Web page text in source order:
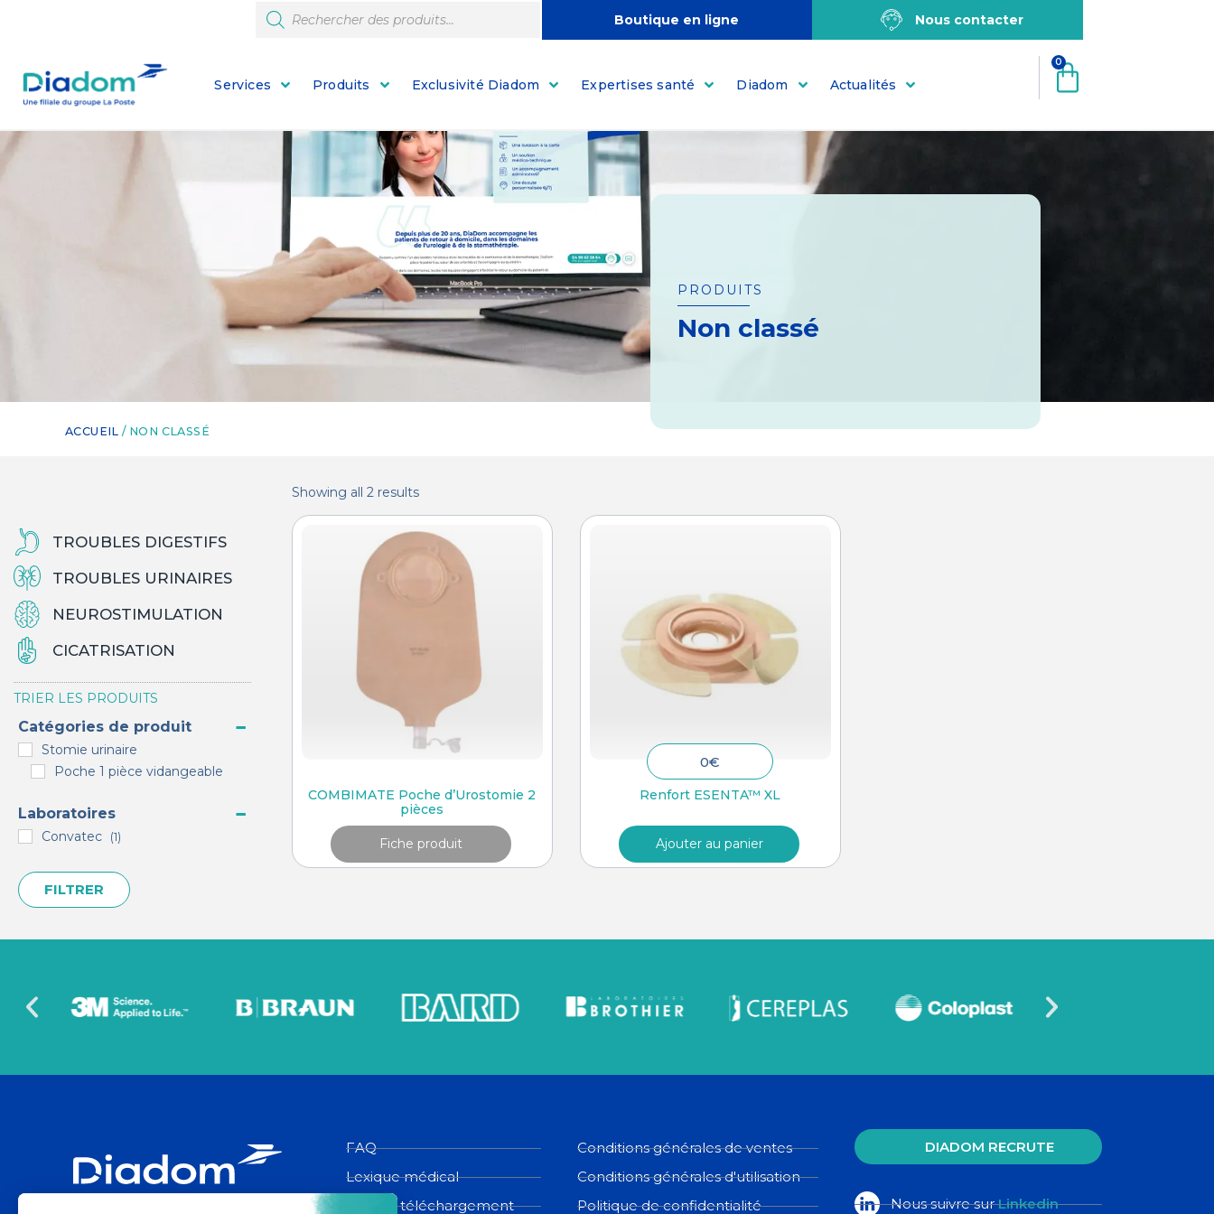
Boutique en ligne Nous contacter
Services Produits Exclusivité Diadom Expertises santé Diadom Actualités
0
PRODUITS
Non classé
ACCUEIL / NON CLASSÉ
TROUBLES DIGESTIFS
TROUBLES URINAIRES
NEUROSTIMULATION
CICATRISATION
TRIER LES PRODUITS
Catégories de produit
Stomie urinaire
Poche 1 pièce vidangeable
Laboratoires
Convatec (1)
FILTRER
Showing all 2 results
COMBIMATE Poche d’Urostomie 2
pièces
Fiche produit
Renfort ESENTA™ XL
0€
Ajouter au panier
FAQ
Lexique médical
Espace téléchargement
Conditions générales de ventes
Conditions générales d'utilisation
Politique de confidentialité
DIADOM RECRUTE
Nous suivre surLinkedin